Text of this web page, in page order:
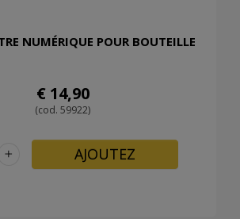
NUMÉRIQUE POUR BOUTEILLE
€ 14,90
(cod. 59922)
+ AJOUTEZ